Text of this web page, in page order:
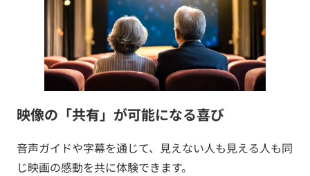
映像の「共有」が可能になる喜び
音声ガイドや字幕を通じて、見えない人も見える人も同
じ映画の感動を共に体験できます。